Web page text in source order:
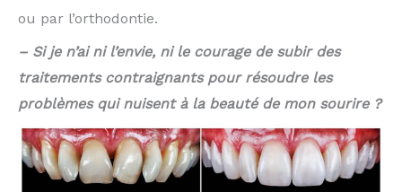
ou par l’orthodontie.
– Si je n’ai ni l’envie, ni le courage de subir des
traitements contraignants pour résoudre les
problèmes qui nuisent à la beauté de mon sourire ?